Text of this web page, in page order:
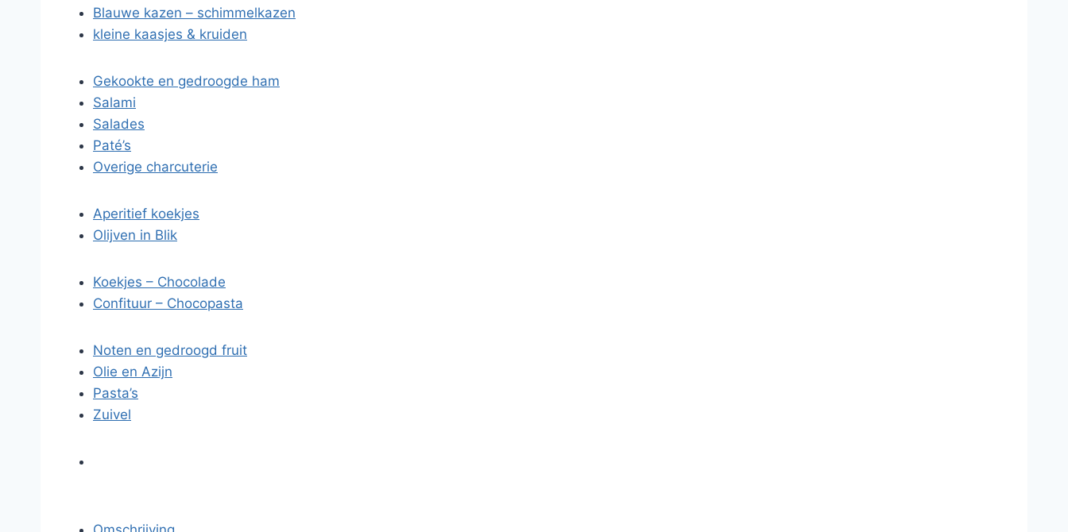
Blauwe kazen – schimmelkazen
kleine kaasjes & kruiden
Gekookte en gedroogde ham
Salami
Salades
Paté’s
Overige charcuterie
Aperitief koekjes
Olijven in Blik
Koekjes – Chocolade
Confituur – Chocopasta
Noten en gedroogd fruit
Olie en Azijn
Pasta’s
Zuivel